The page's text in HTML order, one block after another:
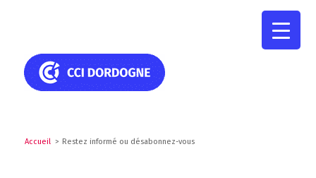
Accueil > Restez informé ou désabonnez-vous